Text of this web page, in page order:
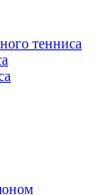
тенниса